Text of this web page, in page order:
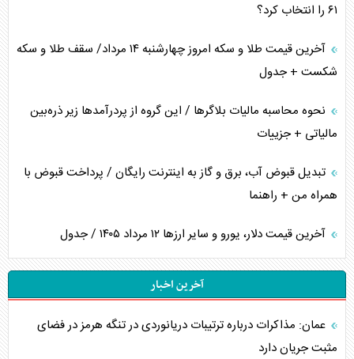
۶۱ را انتخاب کرد؟
آخرین قیمت طلا و سکه امروز چهارشنبه ۱۴ مرداد/ سقف طلا و سکه
شکست + جدول
نحوه محاسبه مالیات بلاگر‌ها / این گروه از پردرآمد‌ها زیر ذره‌بین
مالیاتی + جزییات
تبدیل قبوض آب، برق و گاز به اینترنت رایگان / پرداخت قبوض با
همراه من + راهنما
آخرین قیمت دلار، یورو و سایر ارز‌ها ۱۲ مرداد ۱۴۰۵ / جدول
آخرین اخبار
عمان: مذاکرات درباره ترتیبات دریانوردی در تنگه هرمز در فضای
مثبت جریان دارد